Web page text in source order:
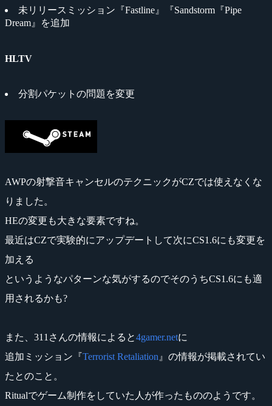
未リリースミッション『Fastline』『Sandstorm『Pipe
Dream』を追加
HLTV
分割パケットの問題を変更
AWPの射撃音キャンセルのテクニックがCZでは使えなくな
りました。
HEの変更も大きな要素ですね。
最近はCZで実験的にアップデートして次にCS1.6にも変更を
加える
というようなパターンな気がするのでそのうちCS1.6にも適
用されるかも?
また、311さんの情報によると4gamer.netに
追加ミッション『Terrorist Retaliation 』の情報が掲載されてい
たとのこと。
Ritualでゲーム制作をしていた人が作ったもののようです。